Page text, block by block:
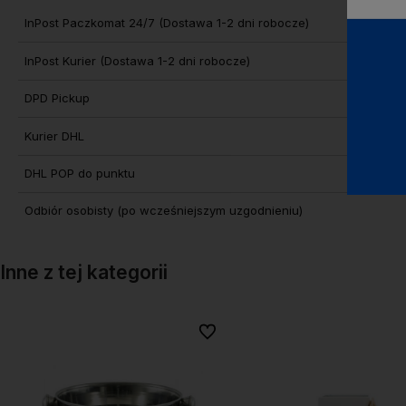
Cena nie zawiera ewentualnych
InPost Paczkomat 24/7 (Dostawa 1-2 dni robocze)
InPost Kurier (Dostawa 1-2 dni robocze)
DPD Pickup
Kurier DHL
DHL POP do punktu
Odbiór osobisty(po wcześniejszym uzgodnieniu)
Inne z tej kategorii
Do ulubionych
Do ulubionych